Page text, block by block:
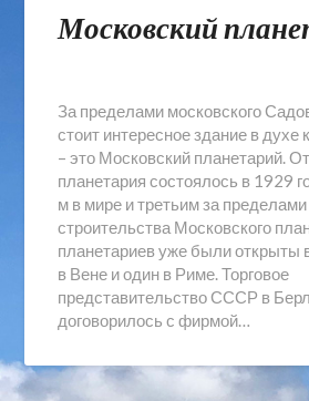
Московский
За пределами московского
стоит интересное здание в духе
– это Московский планетарий.
планетария состоялось в 1929
м в мире и третьим за
строительства Московского
планетариев уже были открыты
в Вене и один в Риме. Торговое
представительство СССР в
договорилось с фирмой…